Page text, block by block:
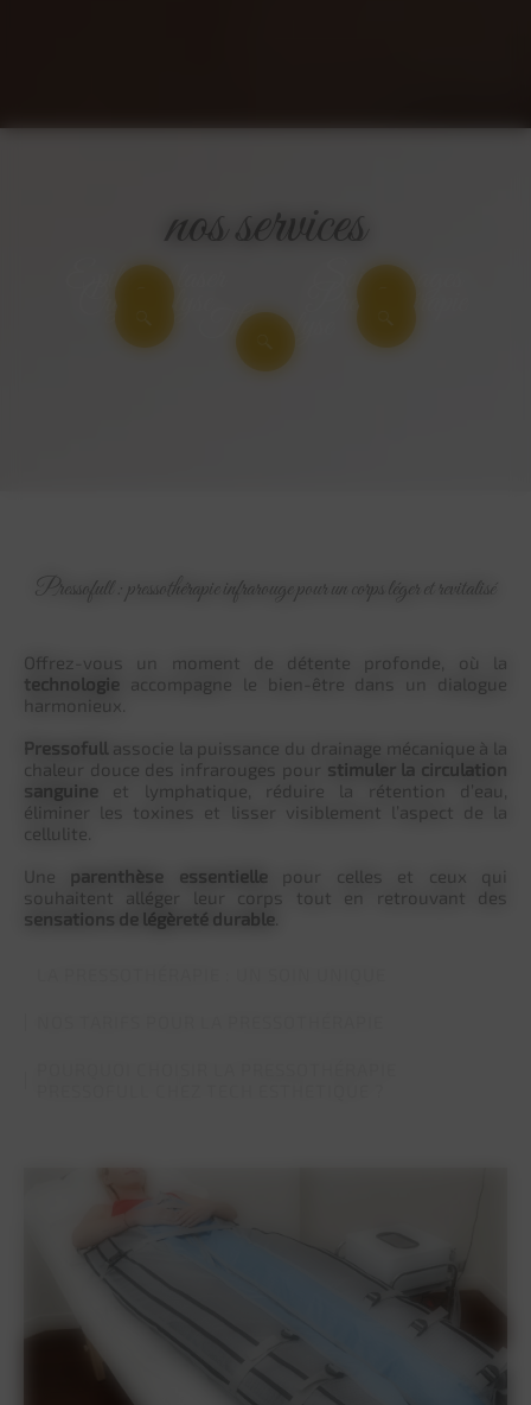
nos services
Epilation laser Soins visages
Thermolyse
Pressofull : pressothérapie infrarouge pour un corps léger et revitalisé
Offrez-vous un moment de détente profonde, où la
technologie accompagne le bien-être dans un dialogue
harmonieux.
Pressofull associe la puissance du drainage mécanique à la
chaleur douce des infrarouges pour stimuler la circulation
sanguine et lymphatique, réduire la rétention d’eau,
éliminer les toxines et lisser visiblement l’aspect de la
cellulite.
Une parenthèse essentielle pour celles et ceux qui
souhaitent alléger leur corps tout en retrouvant des
sensations de légèreté durable